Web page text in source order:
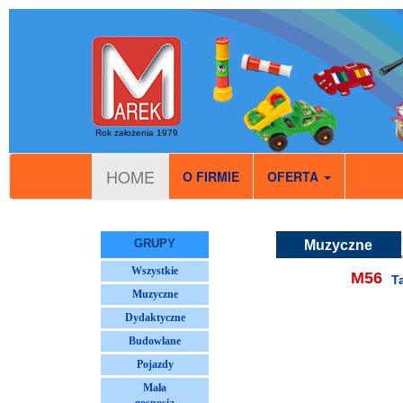
Rok założenia 1979
HOME O FIRMIE OFERTA
GRUPY
Wszystkie
Muzyczne
Dydaktyczne
Budowlane
Pojazdy
Mała
Muzyczne
M56